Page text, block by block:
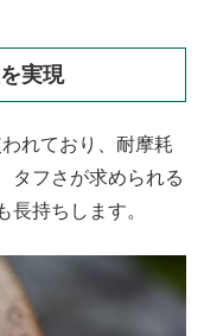
実現
れており、耐摩耗
タフさが求められる
長持ちします。